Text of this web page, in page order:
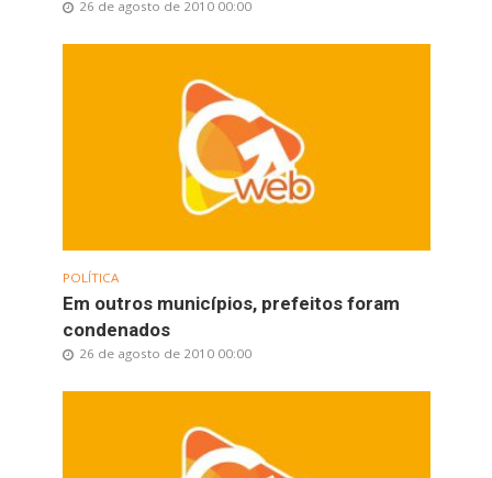
26 de agosto de 2010 00:00
POLÍTICA
Em outros municípios, prefeitos foram
condenados
26 de agosto de 2010 00:00